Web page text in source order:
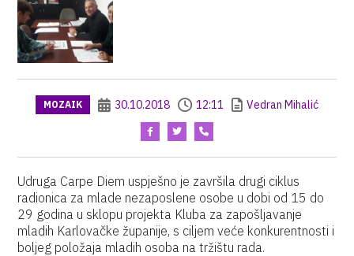
MOZAIK 30.10.2018 12:11 Vedran Mihalić
Udruga Carpe Diem uspješno je završila drugi ciklus
radionica za mlade nezaposlene osobe u dobi od 15 do
29 godina u sklopu projekta Kluba za zapošljavanje
mladih Karlovačke županije, s ciljem veće konkurentnosti i
boljeg položaja mladih osoba na tržištu rada.